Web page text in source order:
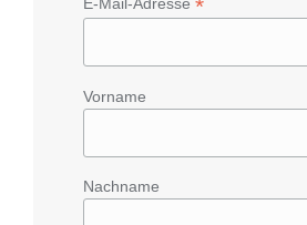
*
Vorname
Nachname